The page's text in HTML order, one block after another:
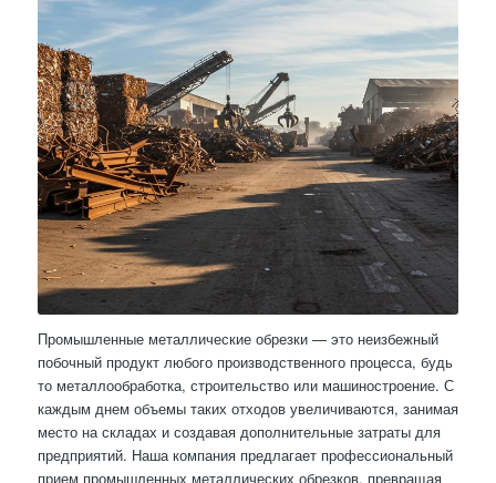
Промышленные металлические обрезки — это неизбежный
побочный продукт любого производственного процесса, будь
то металлообработка, строительство или машиностроение. С
каждым днем объемы таких отходов увеличиваются, занимая
место на складах и создавая дополнительные затраты для
предприятий. Наша компания предлагает профессиональный
прием промышленных металлических обрезков, превращая